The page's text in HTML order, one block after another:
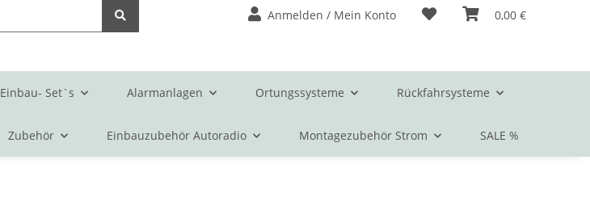
Anmelden / Mein Konto 0,00 €
Einbau- Set`s Alarmanlagen Ortungssysteme Rückfahrsysteme
Zubehör Einbauzubehör Autoradio Montagezubehör Strom SALE %